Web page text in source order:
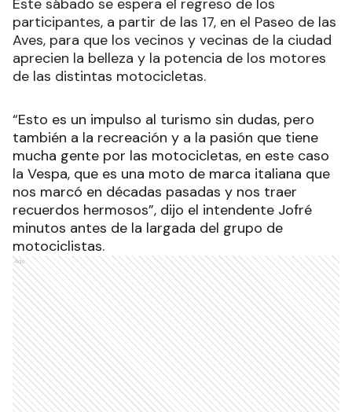
participantes, a partir de las 17, en el Paseo de las
Aves, para que los vecinos y vecinas de la ciudad
aprecien la belleza y la potencia de los motores
de las distintas motocicletas.
también a la recreación y a la pasión que tiene
mucha gente por las motocicletas, en este caso
la Vespa, que es una moto de marca italiana que
nos marcó en décadas pasadas y nos traer
recuerdos hermosos”, dijo el intendente Jofré
minutos antes de la largada del grupo de
motociclistas.
Ads